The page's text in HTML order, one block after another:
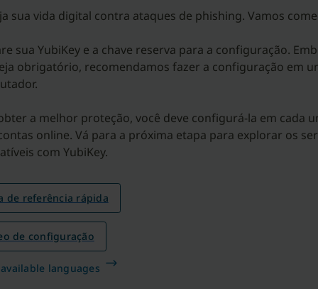
sua vida digital contra ataques de phishing. Vamos
sua YubiKey e a chave reserva para a configuração.
obrigatório, recomendamos fazer a configuração em
a melhor proteção, você deve configurá-la em cada
online. Vá para a próxima etapa para explorar os
com YubiKey.
de referência rápida
de configuração
languages